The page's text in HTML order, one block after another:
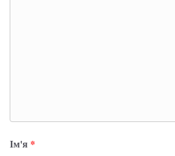
Ім'я *